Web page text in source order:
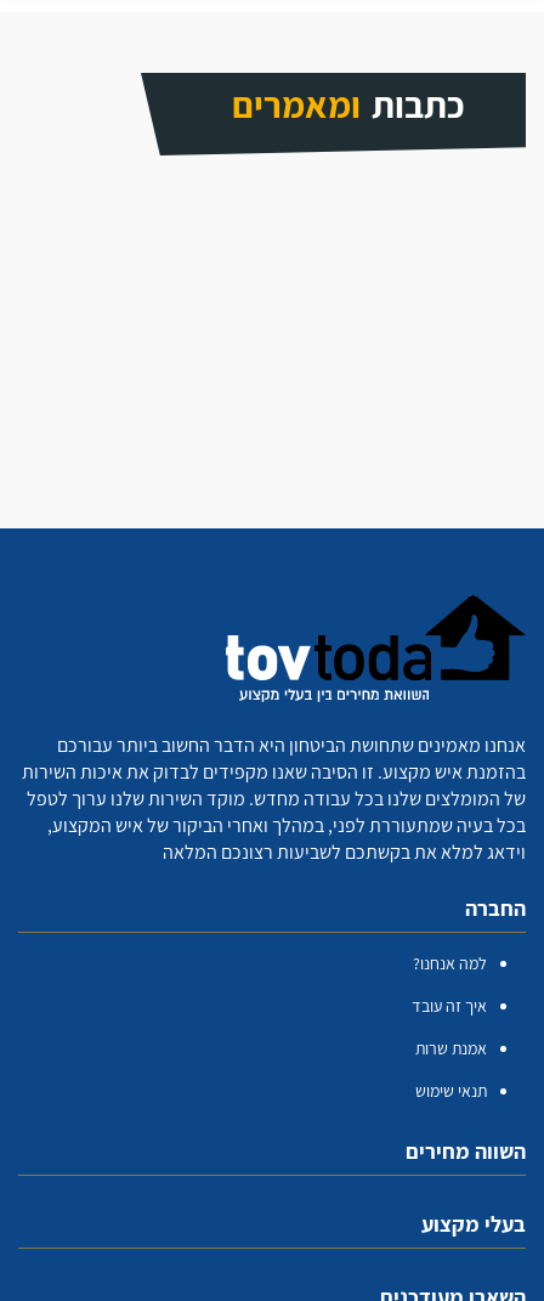
כתבות ומאמרים
אנחנו מאמינים שתחושת הביטחון היא הדבר החשוב ביותר עבורכם
בהזמנת איש מקצוע. זו הסיבה שאנו מקפידים לבדוק את איכות השירות
של המומלצים שלנו בכל עבודה מחדש. מוקד השירות שלנו ערוך לטפל
בכל בעיה שמתעוררת לפני, במהלך ואחרי הביקור של איש המקצוע,
וידאג למלא את בקשתכם לשביעות רצונכם המלאה
החברה
למה אנחנו?
איך זה עובד
אמנת שרות
תנאי שימוש
השווה מחירים
בעלי מקצוע